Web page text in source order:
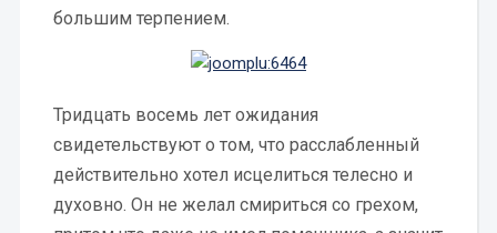
большим терпением.
Тридцать восемь лет ожидания
свидетельствуют о том, что расслабленный
действительно хотел исцелиться телесно и
духовно. Он не желал смириться со грехом,